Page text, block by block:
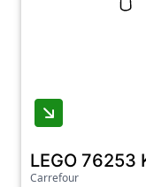
LEGO 76253
Carrefour